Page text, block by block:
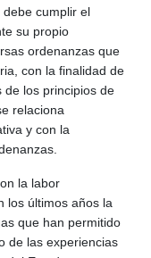
cumplir el
su propio
ordenanzas que
con la finalidad de
de los principios de
relaciona
y con la
la labor
los últimos años la
que han permitido
de las experiencias